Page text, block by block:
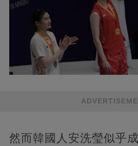
然而韓國人安洗瑩似乎